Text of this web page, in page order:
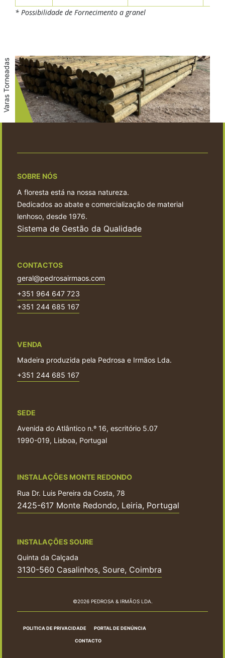
* Possibilidade de Fornecimento a granel
Varas Torneadas
SOBRE NÓS
A floresta está na nossa natureza.
Dedicados ao abate e comercialização de material
lenhoso, desde 1976.
Sistema de Gestão da Qualidade
CONTACTOS
geral@pedrosairmaos.com
+351 964 647 723
+351 244 685 167
VENDA
Madeira produzida pela Pedrosa e Irmãos Lda.
+351 244 685 167
SEDE
Avenida do Atlântico n.º 16, escritório 5.07
1990-019, Lisboa, Portugal
INSTALAÇÕES MONTE REDONDO
Rua Dr. Luis Pereira da Costa, 78
2425-617 Monte Redondo, Leiria, Portugal
INSTALAÇÕES SOURE
Quinta da Calçada
3130-560 Casalinhos, Soure, Coimbra
©2026 PEDROSA & IRMÃOS LDA.
POLITICA DE PRIVACIDADE PORTAL DE DENÚNCIA
CONTACTO